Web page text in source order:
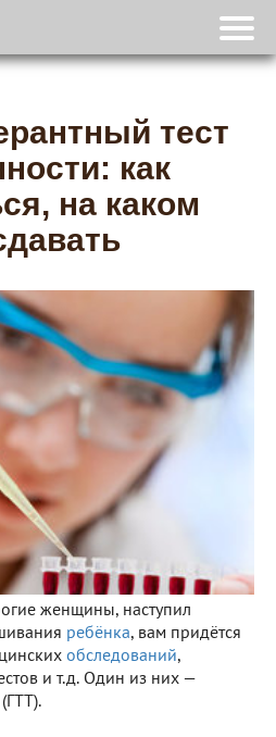
тест
как
на каком
женщины, наступил
ребёнка, вам придётся
обследований,
и т.д. Один из них —